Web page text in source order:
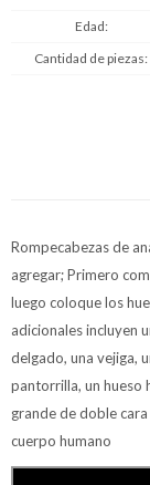
Edad
Cantidad de piezas
Rompecabezas de
agregar; Primero
luego coloque los
adicionales incluyen
delgado, una vejiga,
pantorrilla, un hueso
grande de doble
cuerpo humano